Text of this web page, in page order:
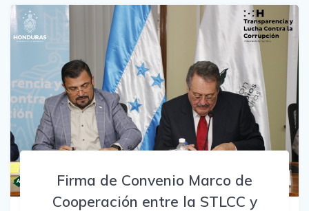
Firma de Convenio Marco de
Cooperación entre la STLCC y